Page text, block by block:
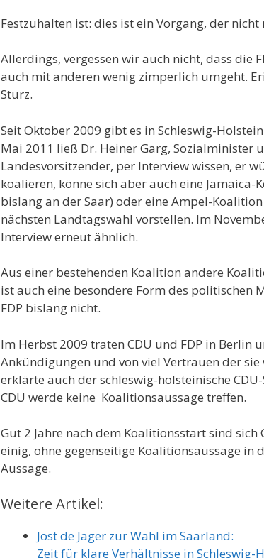
Festzuhalten ist: dies ist ein Vorgang, der
Allerdings, vergessen wir auch nicht, dass die
auch mit anderen wenig zimperlich umgeht.
Sturz.
Seit Oktober 2009 gibt es in Schleswig-
Mai 2011 ließ Dr. Heiner Garg, Sozialminister
Landesvorsitzender, per Interview wissen, er
koalieren, könne sich aber auch eine Jamaica-
bislang an der Saar) oder eine Ampel-Koalition
nächsten Landtagswahl vorstellen. Im
Interview erneut ähnlich.
Aus einer bestehenden Koalition andere
ist auch eine besondere Form des politischen
FDP bislang nicht.
Im Herbst 2009 traten CDU und FDP in Berlin
Ankündigungen und von viel Vertrauen der
erklärte auch der schleswig-holsteinische
CDU werde keine Koalitionsaussage treffen.
Gut 2 Jahre nach dem Koalitionsstart sind sich
einig, ohne gegenseitige Koalitionsaussage in
Aussage.
Weitere Artikel:
Jost de Jager zur Wahl im Saarland:
Zeit für klare Verhältnisse in Schleswig-